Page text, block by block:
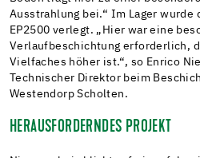
Ausstrahlung bei.“ Im Lager wurde
EP2500 verlegt. „Hier war eine
Verlaufbeschichtung erforderlich,
Vielfaches höher ist.“, so Enrico
Technischer Direktor beim
Westendorp Scholten.
HERAUSFORDERNDES PROJEKT